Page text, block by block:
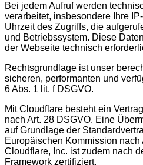
Bei jedem Aufruf werden
verarbeitet, insbesondere Ihre
Uhrzeit des Zugriffs, die
und Betriebssystem. Diese
der Webseite technisch
Rechtsgrundlage ist unser
sicheren, performanten und
6 Abs. 1 lit. f DSGVO.
Mit Cloudflare besteht ein
nach Art. 28 DSGVO. Eine
auf Grundlage der
Europäischen Kommission nach
Cloudflare, Inc. ist zudem nach
Framework zertifiziert.